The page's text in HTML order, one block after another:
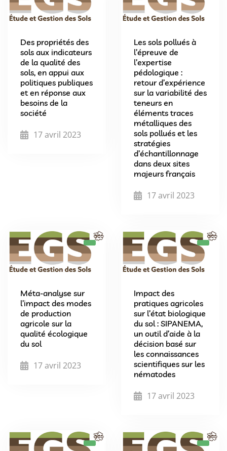
Des propriétés des
sols aux indicateurs
de la qualité des
sols, en appui aux
politiques publiques
et en réponse aux
besoins de la
société
17 avril 2023
Les sols pollués à
l’épreuve de
l’expertise
pédologique :
retour d’expérience
sur la variabilité des
teneurs en
éléments traces
métalliques des
sols pollués et les
stratégies
d’échantillonnage
dans deux sites
majeurs français
17 avril 2023
Méta-analyse sur
l’impact des modes
de production
agricole sur la
qualité écologique
du sol
17 avril 2023
Impact des
pratiques agricoles
sur l’état biologique
du sol : SIPANEMA,
un outil d’aide à la
décision basé sur
les connaissances
scientifiques sur les
nématodes
17 avril 2023